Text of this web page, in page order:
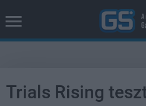
Trials Rising